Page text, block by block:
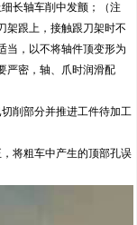
长轴车削中发颤；（注
架跟上，接触跟刀架时不
当，以不将轴件顶变形为
严密，轴、爪时润滑配
削部分并推进工件待加工
将粗车中产生的顶部孔误